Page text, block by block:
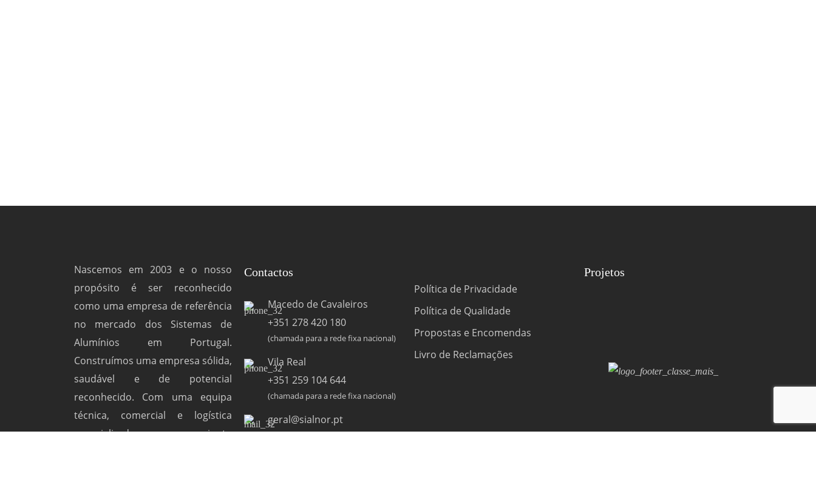
Nascemos em 2003 e o nosso
propósito é ser reconhecido
como uma empresa de referência
no mercado dos Sistemas de
Alumínios em Portugal.
Construímos uma empresa sólida,
saudável e de potencial
reconhecido. Com uma equipa
técnica, comercial e logística
especializada que em conjunto
Contactos
Macedo de Cavaleiros
+351 278 420 180
(chamada para a rede fixa nacional)
Vila Real
+351 259 104 644
(chamada para a rede fixa nacional)
geral@sialnor.pt
Política de Privacidade
Política de Qualidade
Propostas e Encomendas
Livro de Reclamações
Projetos